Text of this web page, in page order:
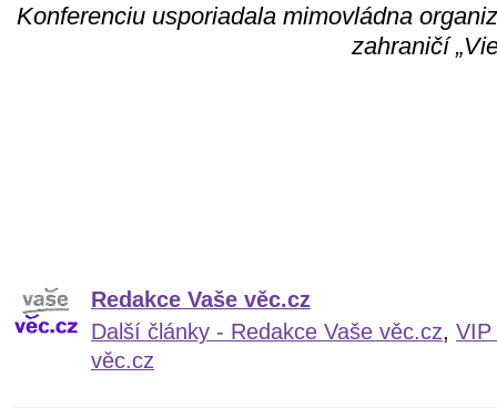
Konferenciu usporiadala mimovládna
zahraničí
Redakce Vaše věc.cz
Další články - Redakce Vaše věc.cz, VIP
věc.cz